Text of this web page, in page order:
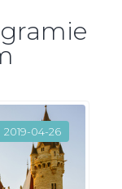
2019-04-26